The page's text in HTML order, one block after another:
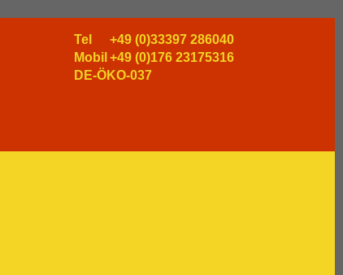
Tel
+49 (0)33397 286040
Mobil +49 (0)176 23175316
DE-ÖKO-037